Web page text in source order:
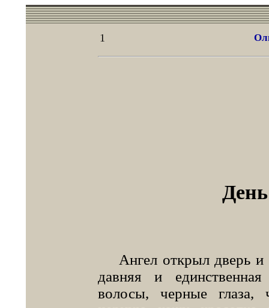
1
Ангел открыл дверь и
давняя и
волосы, черные глаза,